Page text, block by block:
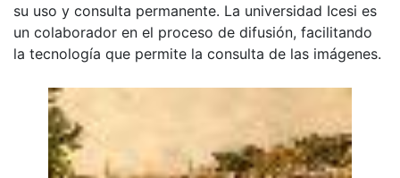
su uso y consulta permanente. La universidad Icesi es
un colaborador en el proceso de difusión, facilitando
la tecnología que permite la consulta de las imágenes.